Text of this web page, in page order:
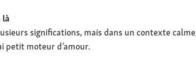
là
significations, mais dans un contexte
petit moteur d’amour.